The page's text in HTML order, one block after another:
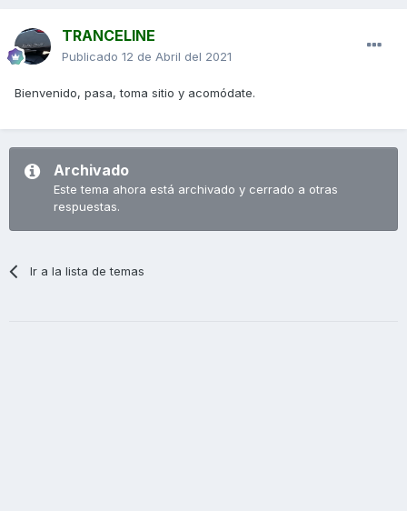
TRANCELINE
Publicado 12 de Abril del 2021
Bienvenido, pasa, toma sitio y acomódate.
Archivado
Este tema ahora está archivado y cerrado a otras
respuestas.
Ir a la lista de temas